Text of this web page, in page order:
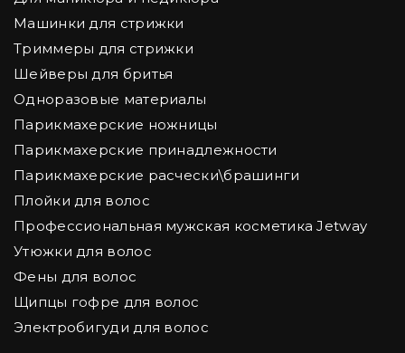
Машинки для стрижки
Триммеры для стрижки
Шейверы для бритья
Одноразовые материалы
Парикмахерские ножницы
Парикмахерские принадлежности
Парикмахерские расчески\брашинги
Плойки для волос
Профессиональная мужская косметика Jetway
Утюжки для волос
Фены для волос
Щипцы гофре для волос
Электробигуди для волос